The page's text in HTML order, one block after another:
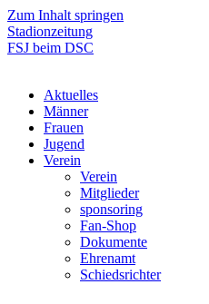
Zum Inhalt springen
Stadionzeitung
FSJ beim DSC
Aktuelles
Männer
Frauen
Jugend
Verein
Verein
Mitglieder
sponsoring
Fan-Shop
Dokumente
Ehrenamt
Schiedsrichter